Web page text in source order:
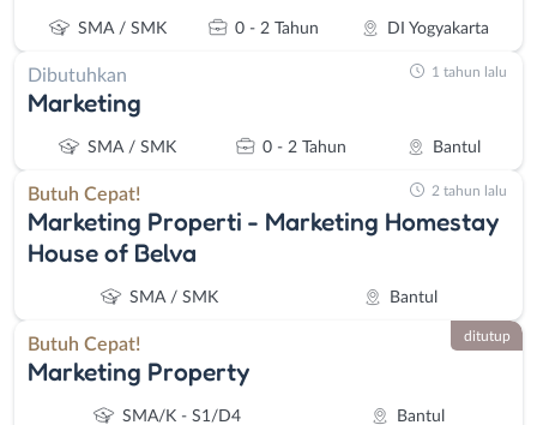
SMA / SMK 0 - 2 Tahun DI Yogyakarta
Dibutuhkan
Marketing
SMA / SMK 0 - 2 Tahun Bantul
1 tahun lalu
Butuh Cepat!
Marketing Properti - Marketing Homestay
House of Belva
SMA / SMK Bantul
2 tahun lalu
Butuh Cepat!
Marketing Property
SMA/K - S1/D4 Bantul
ditutup